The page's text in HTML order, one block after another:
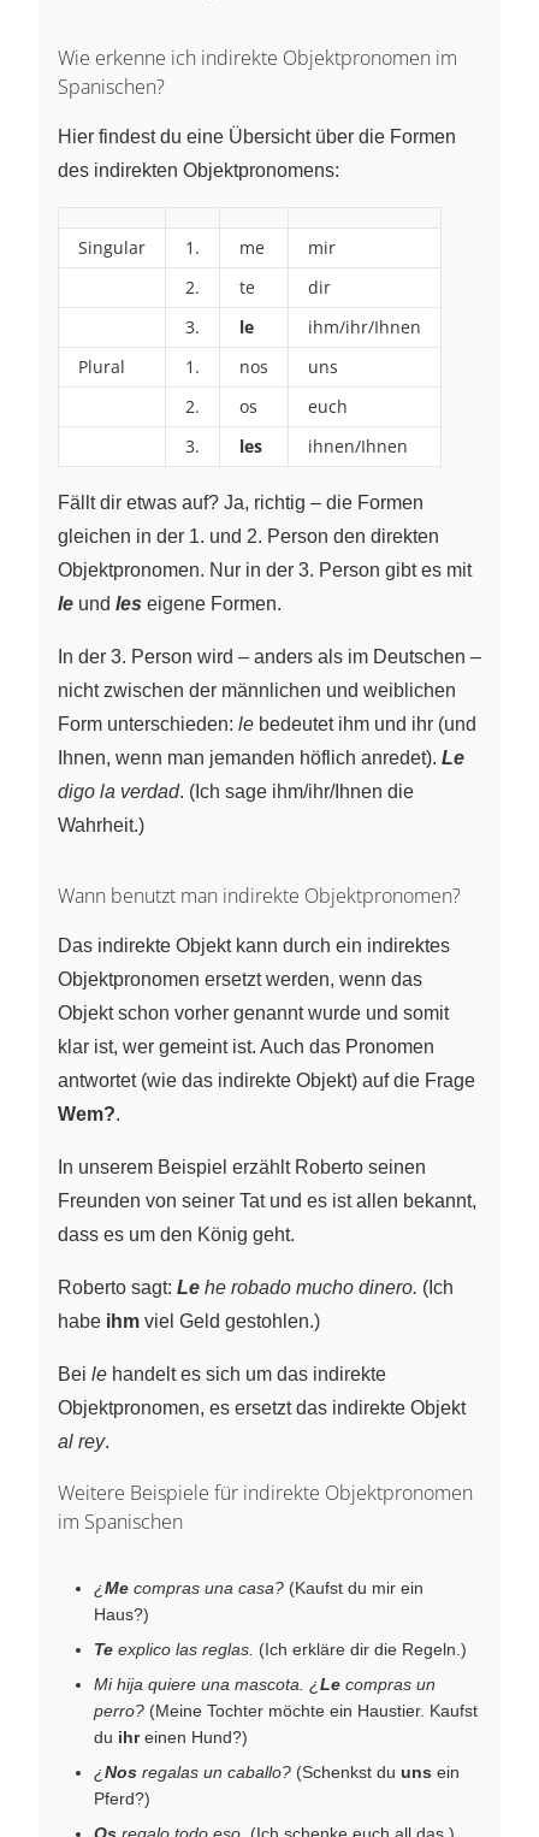
Wie erkenne ich indirekte Objektpronomen im
Spanischen?
Hier findest du eine Übersicht über die Formen
des indirekten Objektpronomens:
Singular 1. me
mir
2.
te
dir
3.
le
ihm/ihr/Ihnen
Plural
1. nos
uns
2.
os
euch
3.
les ihnen/Ihnen
Fällt dir etwas auf? Ja, richtig – die Formen
gleichen in der 1. und 2. Person den direkten
Objektpronomen. Nur in der 3. Person gibt es mit
le und les eigene Formen.
In der 3. Person wird – anders als im Deutschen –
nicht zwischen der männlichen und weiblichen
Form unterschieden: le bedeutet ihm und ihr (und
Ihnen, wenn man jemanden höflich anredet). Le
digo la verdad. (Ich sage ihm/ihr/Ihnen die
Wahrheit.)
Wann benutzt man indirekte Objektpronomen?
Das indirekte Objekt kann durch ein indirektes
Objektpronomen ersetzt werden, wenn das
Objekt schon vorher genannt wurde und somit
klar ist, wer gemeint ist. Auch das Pronomen
antwortet (wie das indirekte Objekt) auf die Frage
Wem?.
In unserem Beispiel erzählt Roberto seinen
Freunden von seiner Tat und es ist allen bekannt,
dass es um den König geht.
Roberto sagt: Le he robado mucho dinero. (Ich
habe ihm viel Geld gestohlen.)
Bei le handelt es sich um das indirekte
Objektpronomen, es ersetzt das indirekte Objekt
al rey.
Weitere Beispiele für indirekte Objektpronomen
im Spanischen
¿Me compras una casa? (Kaufst du mir ein
Haus?)
Te explico las reglas. (Ich erkläre dir die Regeln.)
Mi hija quiere una mascota. ¿Le compras un
perro? (Meine Tochter möchte ein Haustier. Kaufst
du ihreinen Hund?)
¿Nos regalas un caballo? (Schenkst du uns ein
Pferd?)